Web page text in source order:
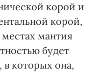
корой и
корой,
местах мантия
будет
в которых она,